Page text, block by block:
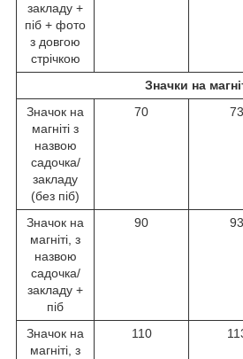
закладу +
піб + фото
з довгою
стрічкою
Значки на
Значок на
магніті з
назвою
садочка/
закладу
(без піб)
70 73
Значок на
магніті, з
назвою
садочка/
закладу +
піб
90 93
Значок на
магніті, з
110